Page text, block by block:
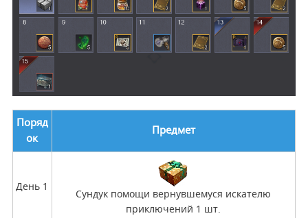
Поряд
ок
Предмет
День 1
Сундук помощи вернувшемуся искателю
приключений 1 шт.